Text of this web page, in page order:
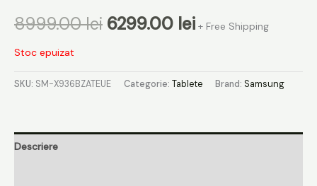
8999.00lei 6299.00 lei + Free Shipping
Stoc epuizat
SKU: SM-X936BZATEUE Categorie: Tablete Brand: Samsung
Descriere